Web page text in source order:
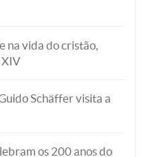
na vida do cristão,
XIV
Schäffer visita a
os 200 anos do